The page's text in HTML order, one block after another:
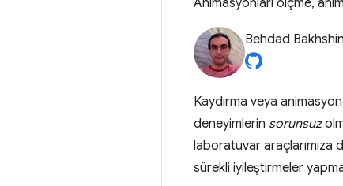
Animasyonları ölçme,
Behdad
Kaydırma veya
deneyimlerin sorunsuz
laboratuvar araçlarımıza
sürekli iyileştirmeler